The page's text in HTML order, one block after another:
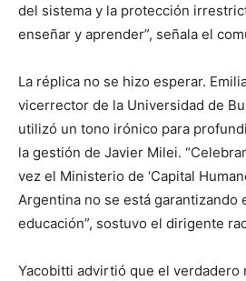
del sistema y la protección
enseñar y aprender”, señala el
La réplica no se hizo esperar.
vicerrector de la Universidad de
utilizó un tono irónico para
la gestión de Javier Milei.
vez el Ministerio de ‘Capital
Argentina no se está garantizando
educación”, sostuvo el dirigente
Yacobitti advirtió que el verdadero